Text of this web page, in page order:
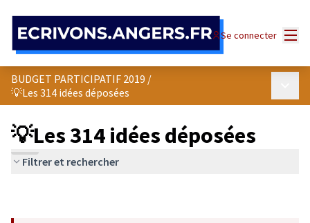
Se connecter
BUDGET PARTICIPATIF 2019 /
💡Les 314 idées déposées
💡Les 314 idées déposées
Filtrer et rechercher